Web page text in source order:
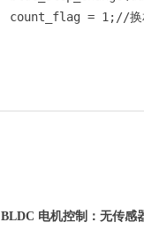
BLDC 电机控制：无传感